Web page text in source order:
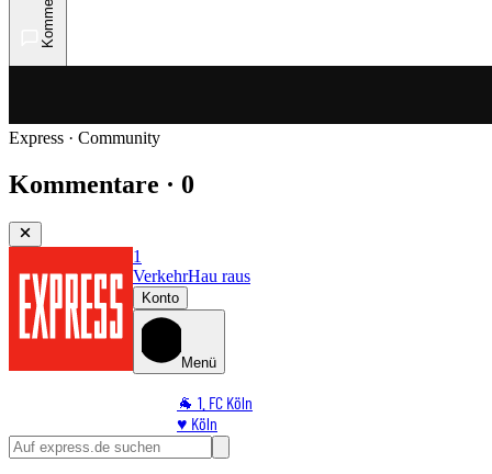
Express · Community
Kommentare · 0
1
VerkehrHau raus
Konto
Menü
🐐 1. FC Köln
♥️ Köln
⭐ Promi